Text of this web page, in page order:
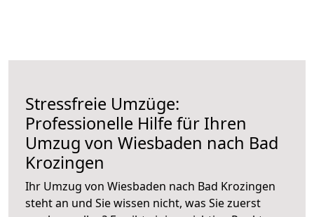
Stressfreie Umzüge:
Professionelle Hilfe für Ihren
Umzug von Wiesbaden nach Bad
Krozingen
Ihr Umzug von Wiesbaden nach Bad Krozingen
steht an und Sie wissen nicht, was Sie zuerst